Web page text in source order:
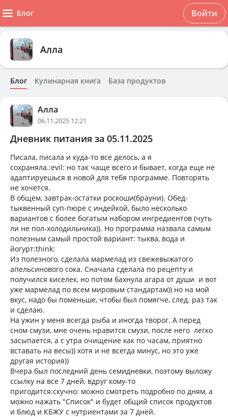
Блог Войти
Алла
Блог Кулинарная книга База продуктов
Алла
06.11.2025 12:21
Дневник питания за 05.11.2025
Писала, писала и куда-то все делось, а я
сохраняла.:evil: но так чаще всего и бывает, когда еще не
адаптируешься в новой для тебя программе. Повторять
не хочется.
В общем, завтрак-остатки роскоши(брауни). Обед-
тыквенный суп-пюре с индейкой, было несколько
вариантов с более богатым набором ингредиентов (чуть
ли не пол-холодильника)). Но программа назвала самым
полезным самый простой вариант: тыква, вода и
йогурт:think:
Из полезного, сделала мармелад из свежевыжатого
апельсинового сока. Сначала сделала по рецепту и
получился киселек, но потом бахнула агара от души и вот
уже мармелад по всем мировым стандартам)) но на мой
вкус, надо бы поменьше, чтобы был помягче, след. раз так
и сделаю.
На ужин у меня всегда рыба и иногда творог. А перед
сном смузи, мне очень нравится смузи, после него легко
засыпается, а с утра очищение как по часам, приятно
вставать на весы)) хотя и не всегда минус, но это уже
другая история))
Вчера был последний день семидневки, поэтому выложу
ссылку на все 7 дней, вдруг кому-то
пригодится:скучно: можно смотреть подробно по дням, а
можно нажать "Список" и будет общий список продуктов
и блюд и КБЖУ с нутриентами за 7 дней.